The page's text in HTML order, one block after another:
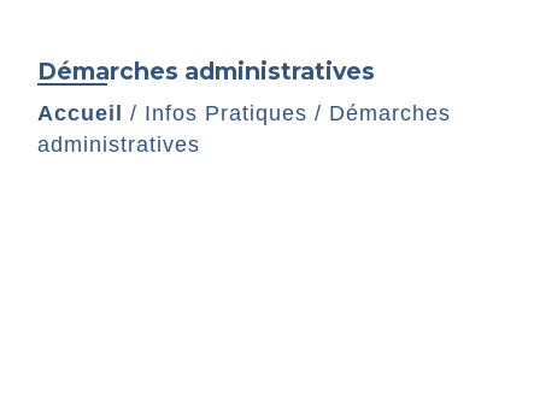
Démarches administratives
Accueil / Infos Pratiques / Démarches
administratives